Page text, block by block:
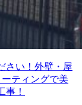
さい！外壁・屋
ティングで美
事！